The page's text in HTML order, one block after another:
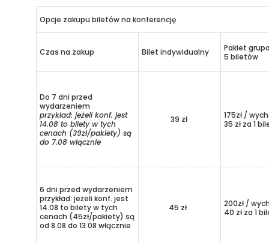
Opcje zakupu biletów na konferencję
Czas na zakup Bilet indywidualny
Pakiet
5 biletów
Do 7 dni przed
wydarzeniem
przykład: jeżeli konf. jest
14.08 to bilety w tych
cenach (39zł/pakiety) są
do 7.08 włącznie
39 zł
175zł /
35 zł za 1
6 dni przed wydarzeniem
przykład: jeżeli konf. jest
14.08 to bilety w tych
cenach (45zł/pakiety) są
od 8.08 do 13.08 włącznie
45 zł
200zł /
40 zł za 1